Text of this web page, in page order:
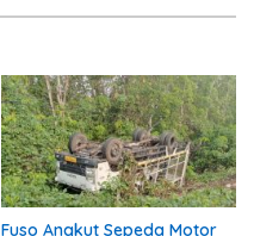
Fuso Angkut Sepeda Motor